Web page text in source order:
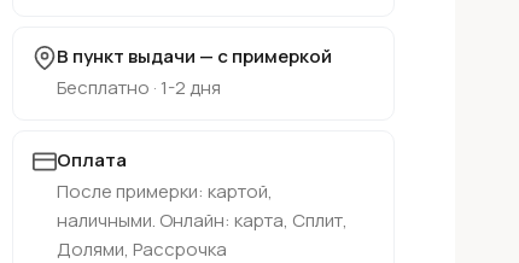
В пункт выдачи — с примеркой
Бесплатно · 1-2 дня
Оплата
После примерки: картой,
наличными. Онлайн: карта, Сплит,
Долями, Рассрочка